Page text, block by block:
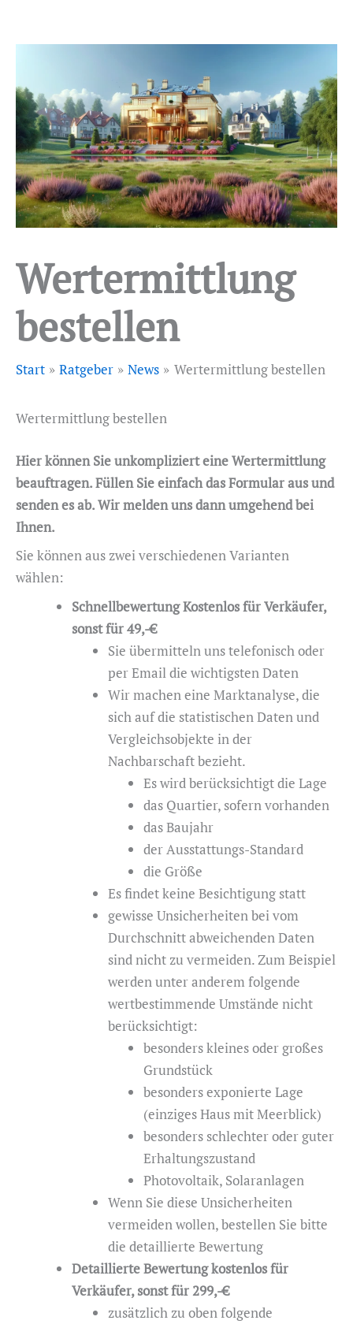
Wertermittlung
bestellen
Start Ratgeber News Wertermittlung bestellen
Wertermittlung bestellen
Hier können Sie unkompliziert eine Wertermittlung
beauftragen. Füllen Sie einfach das Formular aus und
senden es ab. Wir melden uns dann umgehend bei
Ihnen.
Sie können aus zwei verschiedenen Varianten
wählen:
Schnellbewertung Kostenlos für Verkäufer,
sonst für 49,-€
Sie übermitteln uns telefonisch oder
per Email die wichtigsten Daten
Wir machen eine Marktanalyse, die
sich auf die statistischen Daten und
Vergleichsobjekte in der
Nachbarschaft bezieht.
Es wird berücksichtigt die Lage
das Quartier, sofern vorhanden
das Baujahr
der Ausstattungs-Standard
die Größe
Es findet keine Besichtigung statt
gewisse Unsicherheiten bei vom
Durchschnitt abweichenden Daten
sind nicht zu vermeiden. Zum Beispiel
werden unter anderem folgende
wertbestimmende Umstände nicht
berücksichtigt:
besonders kleines oder großes
Grundstück
besonders exponierte Lage
(einziges Haus mit Meerblick)
besonders schlechter oder guter
Erhaltungszustand
Photovoltaik, Solaranlagen
Wenn Sie diese Unsicherheiten
vermeiden wollen, bestellen Sie bitte
die detaillierte Bewertung
Detaillierte Bewertung kostenlos für
Verkäufer, sonst für 299,-€
zusätzlich zu oben folgende